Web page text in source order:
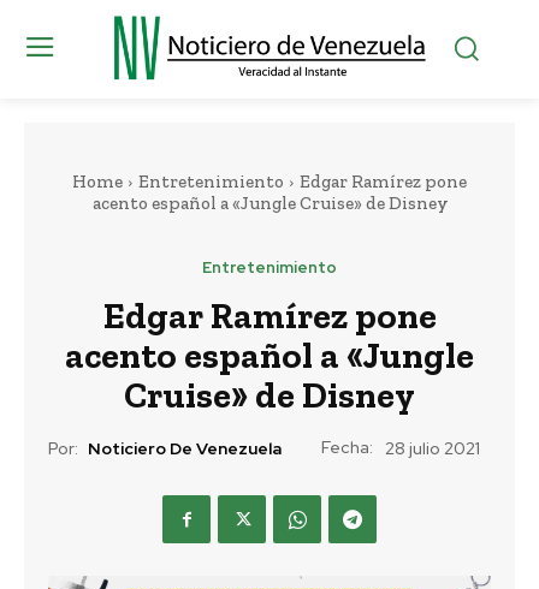
Home Entretenimiento
Edgar Ramírez pone
acento español a «Jungle Cruise» de Disney
Entretenimiento
Edgar Ramírez pone
acento español a «Jungle
Cruise» de Disney
Por: Noticiero De Venezuela Fecha: 28 julio 2021